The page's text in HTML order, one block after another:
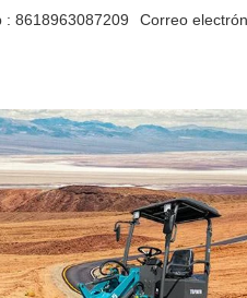
: 8618963087209 Correo